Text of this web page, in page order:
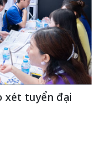
xét tuyển đại